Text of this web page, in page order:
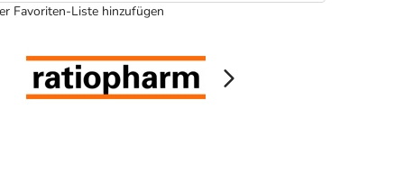
Favoriten-Liste hinzufügen